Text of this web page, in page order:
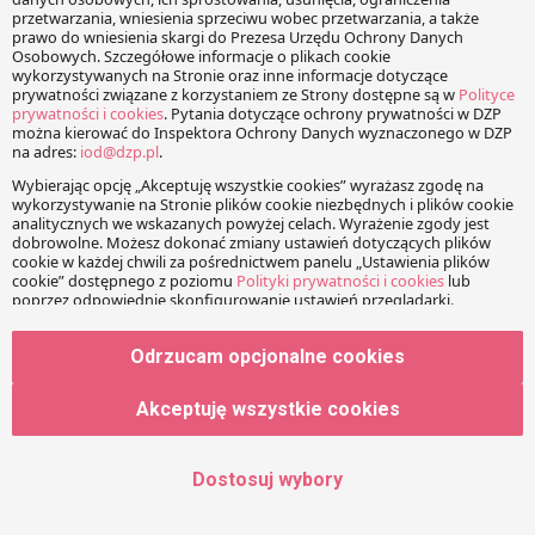
na budowę (art. 32 ust. 1 pkt
2 Prawa budowlanego).
Prawo budowlane stanowi,
że chodzi o pozwolenia
„wymagane przepisami
szczególnymi”. Odnosząc
powyższą regulację do
pozwoleń środowiskowych
(tj.…
Katarzyna Kuźma
Radca Prawny, Partner
katarzyna.kuzma@dzp.pl
Twój adres e-mail nie zostanie opublikowany.
pola są oznaczone*
Odrzucam opcjonalne cookies
Akceptuję wszystkie cookies
Dostosuj wybory